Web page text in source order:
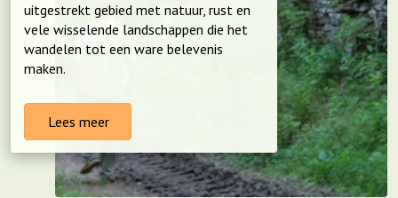
uitgestrekt gebied met natuur, rust en
vele wisselende landschappen die het
wandelen tot een ware belevenis
maken.
Lees meer